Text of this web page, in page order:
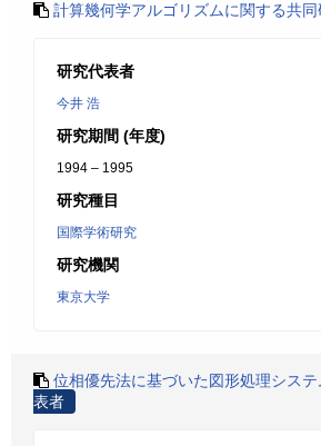
計算幾何学アルゴリズムに関する共同
研究代表者
今井 浩
研究期間 (年度)
1994 – 1995
研究種目
国際学術研究
研究機関
東京大学
位相優先法に基づいた図形処理シス
表者